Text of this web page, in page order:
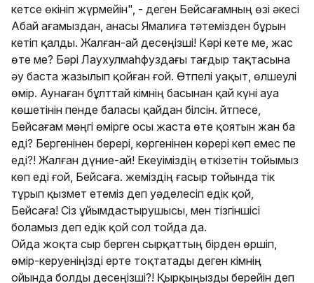
кетсе өкініп жүрмейін", - деген Бейсағамның өзі әкесі
Абай ағамыздан, анасы Ямалиға тәтемізден бұрын
кетіп қалды. Жалған-ай десеңізші! Кәрі кете ме, жас
өте ме? Бәрі Лаухулмаһфуздағы тағдыр тақтасына
әу баста жазылып қойған ғой. Өтпелі уақыт, өлшеулі
өмір. Аунаған бұлттай кімнің басынан қай күні ауа
көшетінін пенде баласы қайдан білсін. Әйтпесе,
Бейсағам мәңгі өмірге осы жаста өте қоятын жан ба
еді? Бергенінен берері, көргенінен көрері көп емес пе
еді?! Жалған дүние-ай! Екеуіміздің өткізетін тойымыз
көп еді ғой, Бейсаға. Әжеміздің ғасыр тойында тік
тұрып қызмет етеміз деп уәделесіп едік қой,
Бейсаға! Сіз ұйымдастырушысы, мен тізгіншісі
боламыз деп едік қой сол тойда да.
Ойда жоқта сыр берген сырқаттың бірден өршіп,
өмір-керуеніңізді ерте тоқтатады деген кімнің
ойында болды десеңізші?! Қырқыңызды берейін деп